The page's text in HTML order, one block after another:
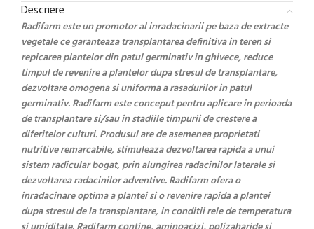
Descriere
Radifarm este un promotor al inradacinarii pe baza de extracte
vegetale ce garanteaza transplantarea definitiva in teren si
repicarea plantelor din patul germinativ in ghivece, reduce
timpul de revenire a plantelor dupa stresul de transplantare,
dezvoltare omogena si uniforma a rasadurilor in patul
germinativ. Radifarm este conceput pentru aplicare in perioada
de transplantare si/sau in stadiile timpurii de crestere a
diferitelor culturi. Produsul are de asemenea proprietati
nutritive remarcabile, stimuleaza dezvoltarea rapida a unui
sistem radicular bogat, prin alungirea radacinilor laterale si
dezvoltarea radacinilor adventive. Radifarm ofera o
inradacinare optima a plantei si o revenire rapida a plantei
dupa stresul de la transplantare, in conditii rele de temperatura